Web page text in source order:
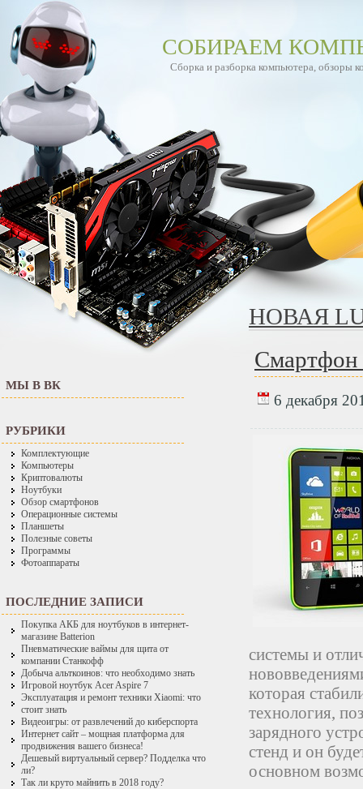
СОБИРАЕМ
Сборка и разборка компьютера, обзоры
МЫ В ВК
РУБРИКИ
Комплектующие
Компьютеры
Криптовалюты
Ноутбуки
Обзор смартфонов
Операционные системы
Планшеты
Полезные советы
Программы
Фотоаппараты
ПОСЛЕДНИЕ ЗАПИСИ
Покупка АКБ для ноутбуков в интернет-
магазине Batterion
Пневматические ваймы для щита от
компании Станкофф
Добыча альткоинов: что необходимо знать
Игровой ноутбук Acer Aspire 7
Эксплуатация и ремонт техники Xiaomi: что
стоит знать
Видеоигры: от развлечений до киберспорта
Интернет сайт – мощная платформа для
продвижения вашего бизнеса!
Дешевый виртуальный сервер? Подделка что
ли?
Так ли круто майнить в 2018 году?
НОВАЯ
Смартфон
6 декабря
системы и
которая
технология,
зарядного
стенд и он
основном